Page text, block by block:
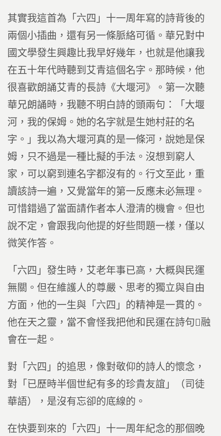
其實我這首為「六四」十一周年寫的詩背後的
兩個小插曲，還有另一條脈絡可循。華兄對中
國文學發生興趣比我早好幾年，也就是他讓我
在五十年代時聽到艾青這個名字。那時候，他
很喜歡朗誦艾青的長詩《大堰河》。第一次聽
華兄朗誦時，我聽不明白詩的頭兩句：「大堰
河，我的保姆。她的名字就是生她村莊的名
字。」我以為大堰河真的是一條河，說她是保
姆，只不過是一種比擬的手法。沒想到窮人
家，可以窮到連名字都沒有的。行文至此，重
讀該詩一遍，又覺當年的第一反應未必無理。
可惜錯過了當面請作者本人澄清的機會。但也
說不定，會跟我向他提的好些問題一樣，僅以
微笑作答。
「六四」發生時，艾老年事已高，大概與民運
無關。但在維護人的尊嚴、思考的獨立與自由
方面，他的一生與「六四」的精神是一貫的。
他在天之靈，當不會怪我把他和民運在詩句融
會在一起。
對「六四」的追思，像對敬仰的詩人的懷念，
對「已歷時半個世紀有多的珍貴友誼」（司徒
華語），是沒有忘卻的底線的。
在快要到來的「六四」十一周年紀念的那個晚